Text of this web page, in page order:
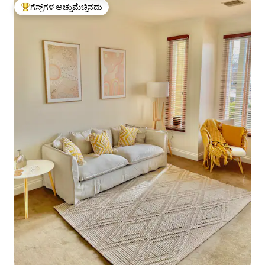
ಗೆಸ್ಟ್‌ಗಳಿಗೆ ಅತಿ ಹೆಚ್ಚು ಅಚ್ಚುಮೆಚ್ಚಿನದು
ಗೆಸ್ಟ್‌ಗಳ ಅಚ್ಚುಮೆಚ್ಚಿನದು